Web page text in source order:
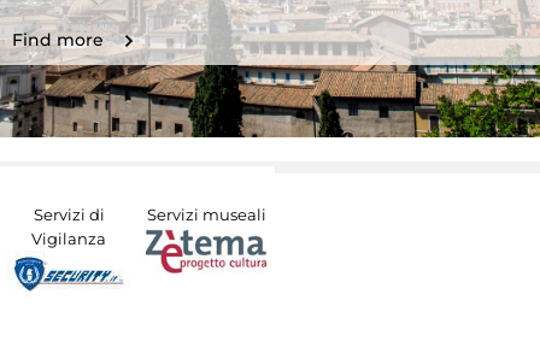
Find more
Servizi di
Vigilanza
Servizi museali